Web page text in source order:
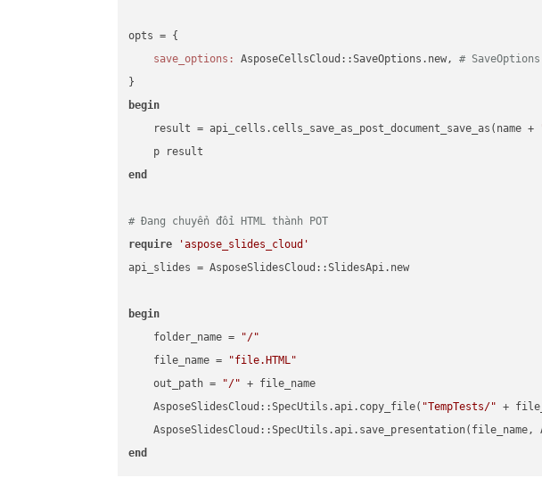
opts = {
save_options:
AsposeCellsCloud::SaveOptions.new, #
begin
    result = api_cells.cells_save_as_post_document_save_as(name +
end
# Đang chuyển đổi HTML thành POT
require
'aspose_slides_cloud'
api_slides = AsposeSlidesCloud::SlidesApi.new
begin
    folder_name =
"/"
    file_name =
"file.HTML"
    out_path =
"/" + file_name
    AsposeSlidesCloud::SpecUtils.api.copy_file(
"TempTests/" +
end